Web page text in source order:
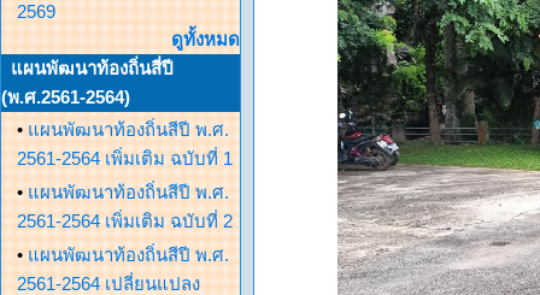
2569
ดูทั้งหมด
แผนพัฒนาท้องถิ่นสี่ปี
(พ.ศ.2561-2564)
• แผนพัฒนาท้องถิ่นสีปี พ.ศ.
2561-2564 เพิ่มเติม ฉบับที่ 1
• แผนพัฒนาท้องถิ่นสีปี พ.ศ.
2561-2564 เพิ่มเติม ฉบับที่ 2
• แผนพัฒนาท้องถิ่นสีปี พ.ศ.
2561-2564 เปลี่ยนแปลง